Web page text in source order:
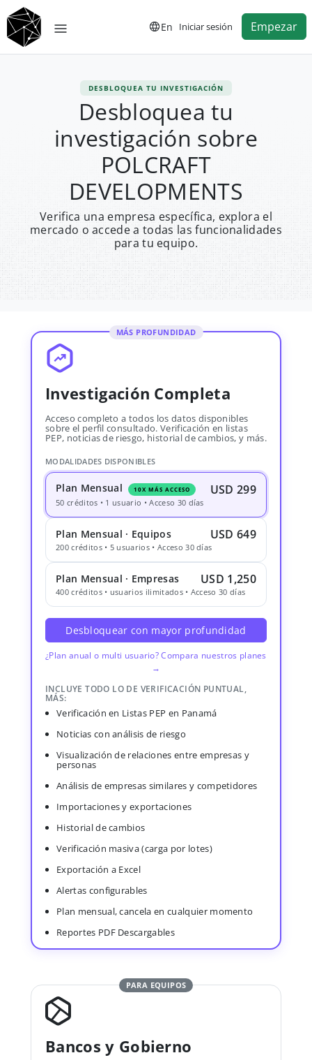
En Iniciar sesión Empezar
DESBLOQUEA TU INVESTIGACIÓN
Desbloquea tu
investigación sobre
POLCRAFT
DEVELOPMENTS
Verifica una empresa específica, explora el
mercado o accede a todas las funcionalidades
para tu equipo.
MÁS PROFUNDIDAD
Investigación Completa
Acceso completo a todos los datos disponibles
sobre el perfil consultado. Verificación en listas
PEP, noticias de riesgo, historial de cambios, y más.
MODALIDADES DISPONIBLES
Plan Mensual 10X MÁS ACCESO USD 299
50 créditos • 1 usuario • Acceso 30 días
Plan Mensual · Equipos USD 649
200 créditos • 5 usuarios • Acceso 30 días
Plan Mensual · Empresas USD 1,250
400 créditos • usuarios ilimitados • Acceso 30 días
Desbloquear con mayor profundidad
¿Plan anual o multi usuario? Compara nuestros planes
→
INCLUYE TODO LO DE VERIFICACIÓN PUNTUAL,
MÁS:
Verificación en Listas PEP en Panamá
Noticias con análisis de riesgo
Visualización de relaciones entre empresas y
personas
Análisis de empresas similares y competidores
Importaciones y exportaciones
Historial de cambios
Verificación masiva (carga por lotes)
Exportación a Excel
Alertas configurables
Plan mensual, cancela en cualquier momento
Reportes PDF Descargables
PARA EQUIPOS
Bancos y Gobierno